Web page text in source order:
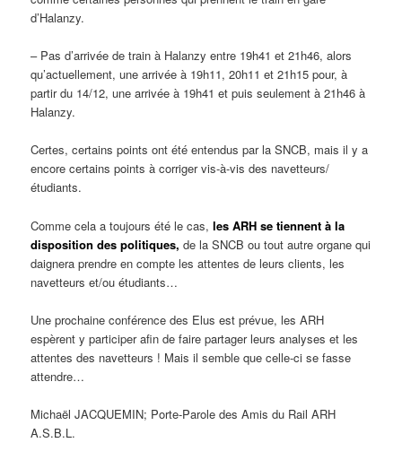
d’Halanzy.
– Pas d’arrivée de train à Halanzy entre 19h41 et 21h46, alors
qu’actuellement, une arrivée à 19h11, 20h11 et 21h15 pour, à
partir du 14/12, une arrivée à 19h41 et puis seulement à 21h46 à
Halanzy.
Certes, certains points ont été entendus par la SNCB, mais il y a
encore certains points à corriger vis-à-vis des navetteurs/
étudiants.
Comme cela a toujours été le cas,les ARH se tiennent à la
disposition des politiques, de la SNCB ou tout autre organe qui
daignera prendre en compte les attentes de leurs clients, les
navetteurs et/ou étudiants…
Une prochaine conférence des Elus est prévue, les ARH
espèrent y participer afin de faire partager leurs analyses et les
attentes des navetteurs ! Mais il semble que celle-ci se fasse
attendre…
Michaël JACQUEMIN; Porte-Parole des Amis du Rail ARH
A.S.B.L.